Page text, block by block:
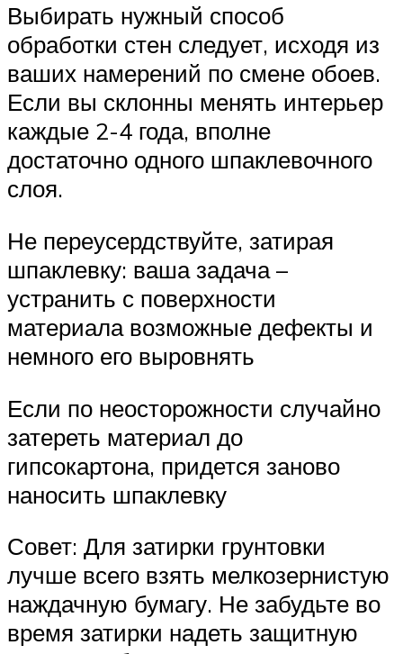
Выбирать нужный способ
обработки стен следует, исходя из
ваших намерений по смене обоев.
Если вы склонны менять интерьер
каждые 2-4 года, вполне
достаточно одного шпаклевочного
слоя.
Не переусердствуйте, затирая
шпаклевку: ваша задача –
устранить с поверхности
материала возможные дефекты и
немного его выровнять
Если по неосторожности случайно
затереть материал до
гипсокартона, придется заново
наносить шпаклевку
Совет: Для затирки грунтовки
лучше всего взять мелкозернистую
наждачную бумагу. Не забудьте во
время затирки надеть защитную